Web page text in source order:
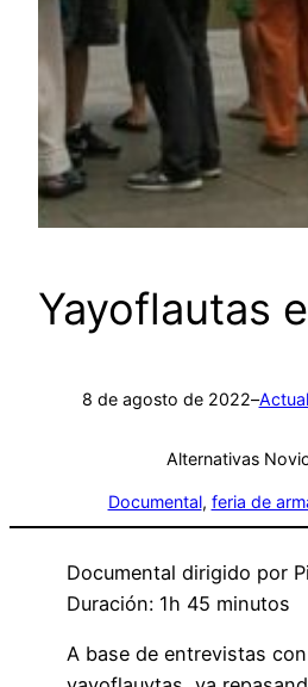
Yayoflautas
8 de agosto de 2022–
Alternativas
Documental, feria de
Documental dirigido por
Duración: 1h 45 minutos
A base de entrevistas